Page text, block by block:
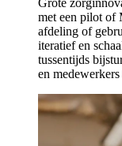
Grote
met een pilot of
afdeling of
iteratief en
tussentijds
en